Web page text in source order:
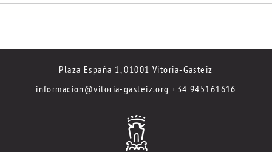
Plaza España 1, 01001 Vitoria-Gasteiz
informacion@vitoria-gasteiz.org +34 945161616